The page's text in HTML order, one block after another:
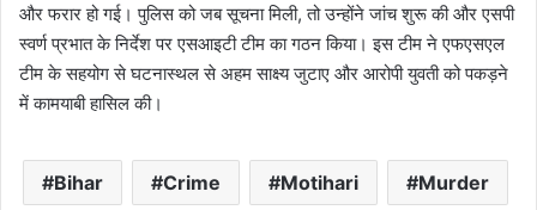
और फरार हो गई। पुलिस को जब सूचना मिली, तो उन्होंने जांच शुरू की और एसपी
स्वर्ण प्रभात के निर्देश पर एसआइटी टीम का गठन किया। इस टीम ने एफएसएल
टीम के सहयोग से घटनास्थल से अहम साक्ष्य जुटाए और आरोपी युवती को पकड़ने
में कामयाबी हासिल की।
Bihar Crime Motihari Murder